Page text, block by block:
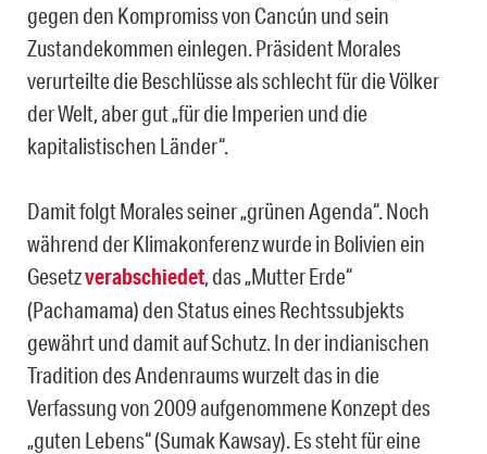
gegen den Kompromiss von Cancún und sein
Zustandekommen einlegen. Präsident Morales
verurteilte die Beschlüsse als schlecht für die Völker
der Welt, aber gut „für die Imperien und die
kapitalistischen Länder“.
Damit folgt Morales seiner „grünen Agenda“. Noch
während der Klimakonferenz wurde in Bolivien ein
Gesetzverabschiedet, das „Mutter Erde“
(Pachamama) den Status eines Rechtssubjekts
gewährt und damit auf Schutz. In der indianischen
Tradition des Andenraums wurzelt das in die
Verfassung von 2009 aufgenommene Konzept des
„guten Lebens“ (Sumak Kawsay). Es steht für eine